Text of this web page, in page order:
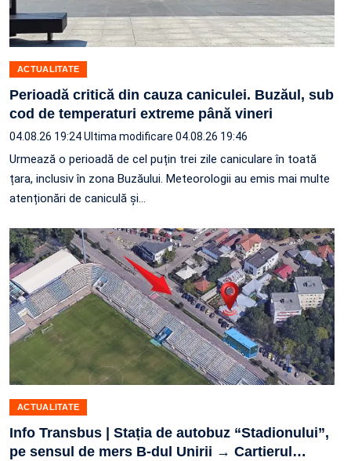
ACTUALITATE
Perioadă critică din cauza caniculei. Buzăul, sub
cod de temperaturi extreme până vineri
04.08.26 19:24Ultima modificare 04.08.26 19:46
Urmează o perioadă de cel puțin trei zile caniculare în toată
țara, inclusiv în zona Buzăului. Meteorologii au emis mai multe
atenționări de caniculă și…
ACTUALITATE
Info Transbus | Stația de autobuz “Stadionului”,
pe sensul de mers B-dul Unirii → Cartierul …